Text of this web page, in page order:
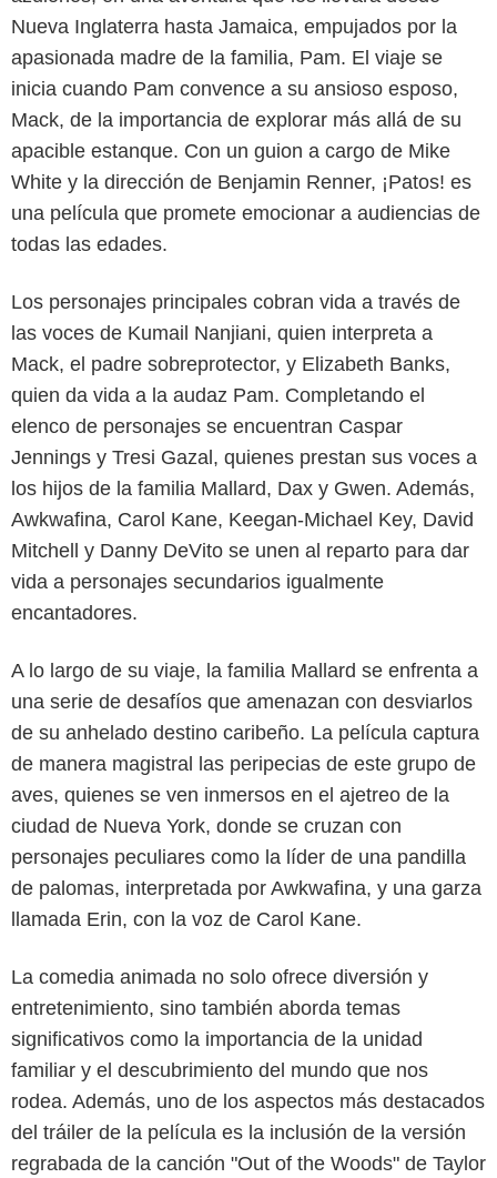
Nueva Inglaterra hasta Jamaica, empujados por la
apasionada madre de la familia, Pam. El viaje se
inicia cuando Pam convence a su ansioso esposo,
Mack, de la importancia de explorar más allá de su
apacible estanque. Con un guion a cargo de Mike
White y la dirección de Benjamin Renner, ¡Patos! es
una película que promete emocionar a audiencias de
todas las edades.
Los personajes principales cobran vida a través de
las voces de Kumail Nanjiani, quien interpreta a
Mack, el padre sobreprotector, y Elizabeth Banks,
quien da vida a la audaz Pam. Completando el
elenco de personajes se encuentran Caspar
Jennings y Tresi Gazal, quienes prestan sus voces a
los hijos de la familia Mallard, Dax y Gwen. Además,
Awkwafina, Carol Kane, Keegan-Michael Key, David
Mitchell y Danny DeVito se unen al reparto para dar
vida a personajes secundarios igualmente
encantadores.
A lo largo de su viaje, la familia Mallard se enfrenta a
una serie de desafíos que amenazan con desviarlos
de su anhelado destino caribeño. La película captura
de manera magistral las peripecias de este grupo de
aves, quienes se ven inmersos en el ajetreo de la
ciudad de Nueva York, donde se cruzan con
personajes peculiares como la líder de una pandilla
de palomas, interpretada por Awkwafina, y una garza
llamada Erin, con la voz de Carol Kane.
La comedia animada no solo ofrece diversión y
entretenimiento, sino también aborda temas
significativos como la importancia de la unidad
familiar y el descubrimiento del mundo que nos
rodea. Además, uno de los aspectos más destacados
del tráiler de la película es la inclusión de la versión
regrabada de la canción "Out of the Woods" de Taylor